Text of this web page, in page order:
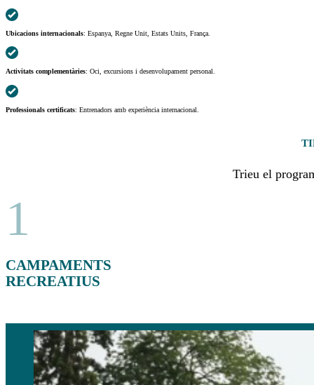
Ubicacions internacionals: Espanya, Regne Unit, Estats Units, França.
Activitats complementàries: Oci, excursions i desenvolupament personal.
Professionals certificats: Entrenadors amb experiència internacional.
Trieu el
1
CAMPAMENTS
RECREATIUS